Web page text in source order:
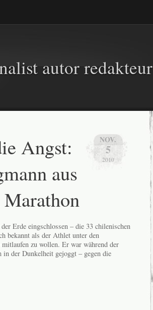
autor redakteur
NOV.
5
2010
Angst:
aus
Erde eingschlossen – die 33 chilenischen
bekannt als der Athlet unter den
zu wollen. Er war während der
der Dunkelheit gejoggt – gegen die